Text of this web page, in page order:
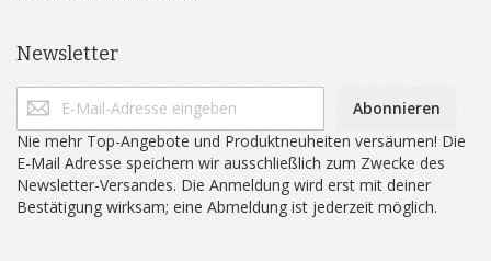
Newsletter
Abonnieren
Nie mehr Top-Angebote und Produktneuheiten versäumen! Die
E-Mail Adresse speichern wir ausschließlich zum Zwecke des
Newsletter-Versandes. Die Anmeldung wird erst mit deiner
Bestätigung wirksam; eine Abmeldung ist jederzeit möglich.